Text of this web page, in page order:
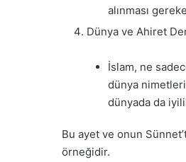
alınması
Dünya ve Ahiret
İslam, ne
dünya
dünyada da
Bu ayet ve onun
örneğidir.